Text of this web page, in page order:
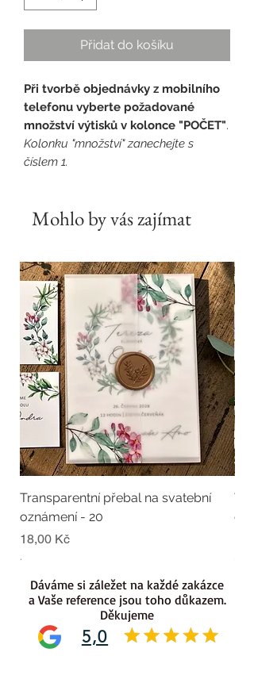
Přidat do košíku
Při tvorbě objednávky z mobilního
telefonu vyberte požadované
množství výtisků v kolonce "POČET".
Kolonku "množství" zanechejte s
číslem 1.
Mohlo by vás zajímat
Transparentní přebal na svatební
oznámení - 20
Cena
18,00 Kč
.
5,0
Dáváme si záležet na každé zakázce
a Vaše reference jsou toho důkazem.
Děkujeme